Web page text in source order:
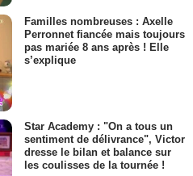
Familles nombreuses : Axelle
Perronnet fiancée mais toujours
pas mariée 8 ans après ! Elle
s’explique
Star Academy : "On a tous un
sentiment de délivrance", Victor
dresse le bilan et balance sur
les coulisses de la tournée !